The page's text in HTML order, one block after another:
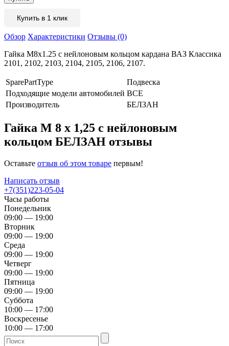
Купить в 1 клик
Обзор Характеристики Отзывы (0)
Гайка M8x1.25 с нейлоновым кольцом кардана ВАЗ Классика
2101, 2102, 2103, 2104, 2105, 2106, 2107.
SparePartType
Подвеска
Подходящие модели автомобилей ВСЕ
Производитель
БЕЛЗАН
Гайка М 8 х 1,25 с нейлоновым
кольцом БЕЛЗАН отзывы
Оставьте отзыв об этом товаре первым!
Написать отзыв
+7(351)223-05-04
Часы работы
Понедельник
09:00 — 19:00
Вторник
09:00 — 19:00
Среда
09:00 — 19:00
Четверг
09:00 — 19:00
Пятница
09:00 — 19:00
Суббота
10:00 — 17:00
Воскресенье
10:00 — 17:00